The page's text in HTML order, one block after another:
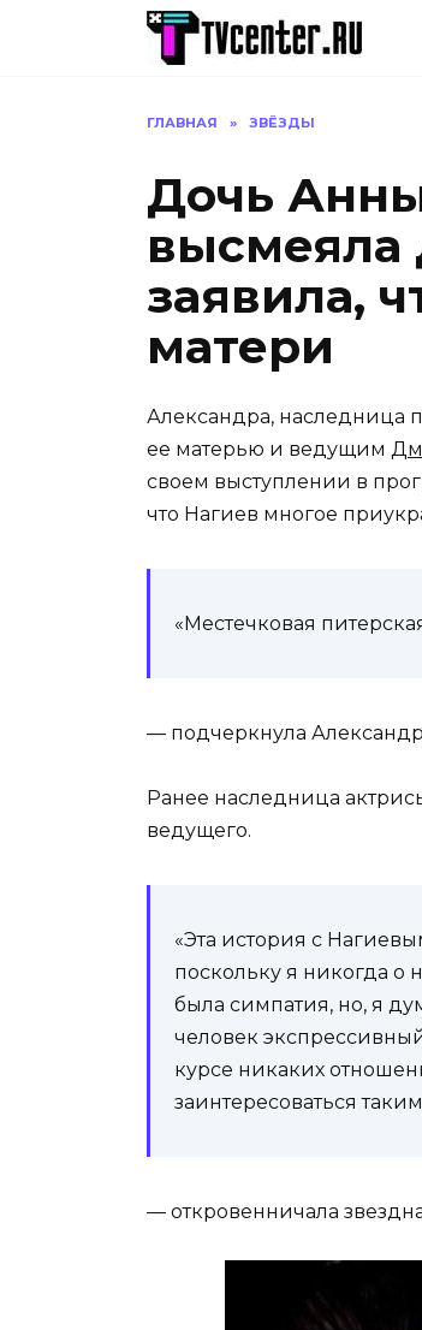
ГЛАВНАЯ » ЗВЁЗДЫ
Дочь
высмеяла
заявила,
матери
Александра, наследница
ее матерью и ведущим
своем выступлении в
что Нагиев многое
«Местечковая
— подчеркнула
Ранее наследница
ведущего.
«Эта история с
поскольку я никогда о
была симпатия, но, я
человек
курсе никаких
заинтересоваться
— откровенничала